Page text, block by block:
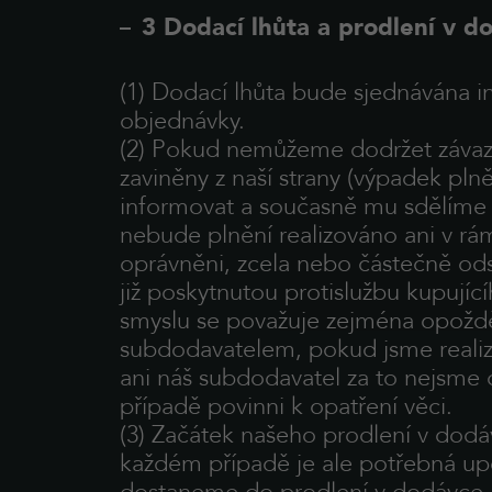
3 Dodací lhůta a prodlení v
(1) Dodací lhůta bude sjednávána
objednávky.
(2) Pokud nemůžeme dodržet
zaviněny z naší strany (výpadek
informovat a současně mu
nebude plnění realizováno ani v
oprávněni, zcela nebo částečně
již poskytnutou protislužbu
smyslu se považuje zejména
subdodavatelem, pokud jsme
ani náš subdodavatel za to
případě povinni k opatření věci.
(3) Začátek našeho prodlení v
každém případě je ale potřebná